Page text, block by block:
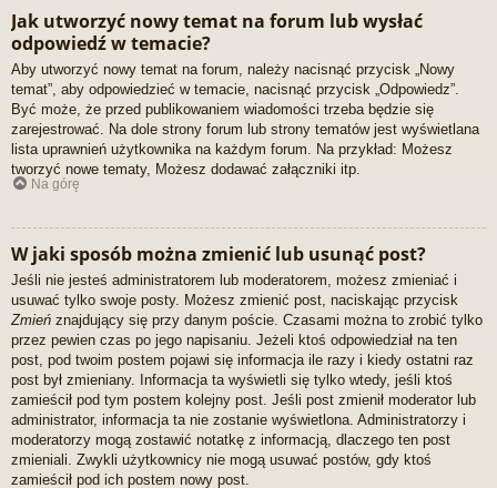
Jak utworzyć nowy temat na forum lub wysłać
odpowiedź w temacie?
Aby utworzyć nowy temat na forum, należy nacisnąć przycisk „Nowy
temat”, aby odpowiedzieć w temacie, nacisnąć przycisk „Odpowiedz”.
Być może, że przed publikowaniem wiadomości trzeba będzie się
zarejestrować. Na dole strony forum lub strony tematów jest wyświetlana
lista uprawnień użytkownika na każdym forum. Na przykład: Możesz
tworzyć nowe tematy, Możesz dodawać załączniki itp.
Na górę
W jaki sposób można zmienić lub usunąć post?
Jeśli nie jesteś administratorem lub moderatorem, możesz zmieniać i
usuwać tylko swoje posty. Możesz zmienić post, naciskając przycisk
Zmień znajdujący się przy danym poście. Czasami można to zrobić tylko
przez pewien czas po jego napisaniu. Jeżeli ktoś odpowiedział na ten
post, pod twoim postem pojawi się informacja ile razy i kiedy ostatni raz
post był zmieniany. Informacja ta wyświetli się tylko wtedy, jeśli ktoś
zamieścił pod tym postem kolejny post. Jeśli post zmienił moderator lub
administrator, informacja ta nie zostanie wyświetlona. Administratorzy i
moderatorzy mogą zostawić notatkę z informacją, dlaczego ten post
zmieniali. Zwykli użytkownicy nie mogą usuwać postów, gdy ktoś
zamieścił pod ich postem nowy post.